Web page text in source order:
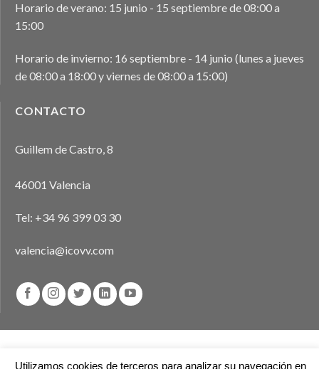
Horario de verano: 15 junio - 15 septiembre de 08:00 a
15:00
Horario de invierno: 16 septiembre - 14 junio (lunes a jueves
de 08:00 a 18:00 y viernes de 08:00 a 15:00)
CONTACTO
Guillem de Castro, 8
46001 Valencia
Tel: +34 96 399 03 30
valencia@icovv.com
Utilizamos cookies de terceros para analizar su navegación en